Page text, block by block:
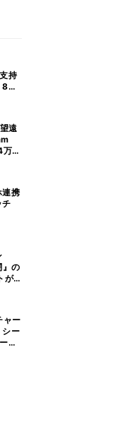
持
月
遠
円
連携
チ
』の
が
ャー
シー
グ